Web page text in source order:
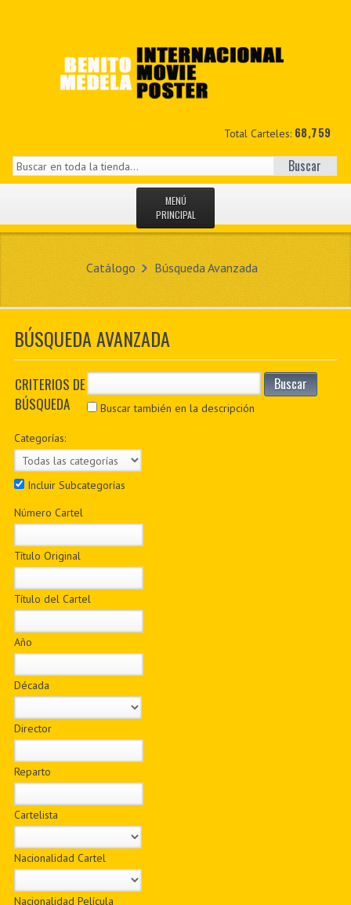
Total Carteles: 68,759
Buscar
MENÚ
PRINCIPAL
NOVEDADES
MIS DATOS
CONTACTO
PDF BOOKS
CUSTOM PDF
Catálogo Búsqueda Avanzada
BÚSQUEDA AVANZADA
CRITERIOS DE
BÚSQUEDA
Buscar
Buscar también en la descripción
Categorías:
Incluir Subcategorías
Número Cartel
Título Original
Título del Cartel
Año
Década
Director
Reparto
Cartelista
Nacionalidad Cartel
Nacionalidad Película